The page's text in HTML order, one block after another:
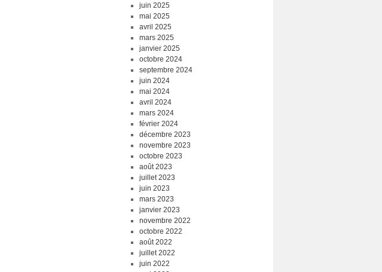
juin 2025
mai 2025
avril 2025
mars 2025
janvier 2025
octobre 2024
septembre 2024
juin 2024
mai 2024
avril 2024
mars 2024
février 2024
décembre 2023
novembre 2023
octobre 2023
août 2023
juillet 2023
juin 2023
mars 2023
janvier 2023
novembre 2022
octobre 2022
août 2022
juillet 2022
juin 2022